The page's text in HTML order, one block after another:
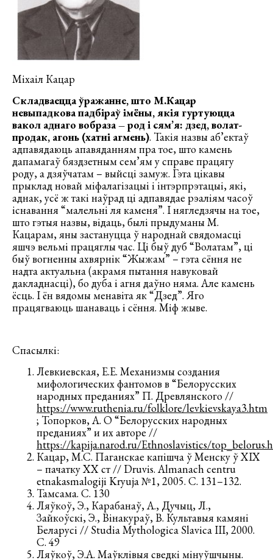
Міхаіл Кацар
Складваецца ўражанне, што М.Кацар
невыпадкова падбіраў імёны, якія гуртуюцца
вакол аднаго вобраза – род і сям’я: дзед, волат-
продак, агонь (хатні агмень). Такія назвы аб’ектаў
адпавядаюць апавяданням пра тое, што камень
дапамагаў бяздзетным сем’ям у справе працягу
роду, а дзяўчатам – выйсці замуж. Гэта цікавы
прыклад новай міфалагізацыі і інтэрпрэтацыі, які,
аднак, усё ж такі наўрад ці адпавядае рэаліям часоў
існавання “малельні ля каменя”. І нягледзячы на тое,
што гэтыя назвы, відаць, былі прыдуманы М.
Кацарам, яны застануцца ў народнай свядомасці
яшчэ вельмі працяглы час. Ці быў дуб “Волатам”, ці
быў вогненны ахвярнік “Жыжам” – гэта сёння не
надта актуальна (акрамя пытання навуковай
дакладнасці), бо дуба і агня даўно няма. Але камень
ёсць. І ён вядомы менавіта як “Дзед”. Яго
працягваюць шанаваць і сёння. Міф жыве.
Спасылкі:
Левкиевская, Е.Е. Механизмы создания
мифологических фантомов в “Белорусских
народных преданиях” П. Древлянского //
https://www.ruthenia.ru/folklore/levkievskaya3.htm
; Топорков, А. О “Белорусских народных
преданиях” и их авторе //
https://kapija.narod.ru/Ethnoslavistics/
Кацар, М.С. Паганскае капішча ў Менску ў ХІХ
– пачатку ХХ ст // Druvis. Almanach centru
etnakasmalogiji Kryuja №1, 2005. С. 131–132.
Тамсама. С. 130
Ляўкоў, Э., Карабанаў, А., Дучыц, Л.,
Зайкоўскі, Э., Вінакураў, В. Культавыя камяні
Беларусі // Studia Mythologica Slavica III, 2000.
С. 49
Ляўкоў, Э.А. Маўклівыя сведкі мінуўшчыны.